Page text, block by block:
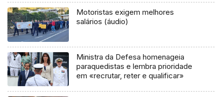
Motoristas exigem melhores
salários (áudio)
Ministra da Defesa homenageia
paraquedistas e lembra prioridade
em «recrutar, reter e qualificar»